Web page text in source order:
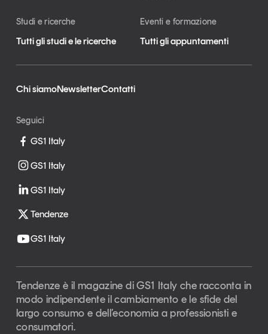
Studi e ricerche
Tutti gli studi e le ricerche
Eventi e formazione
Tutti gli appuntamenti
Chi siamoNewsletterContatti
Seguici
GS1 Italy
GS1 Italy
GS1 Italy
Tendenze
GS1 Italy
Tendenze è il magazine di GS1 Italy che racconta in
modo indipendente il cambiamento e le sfide del
largo consumo e dell’economia a professionisti e
consumatori.